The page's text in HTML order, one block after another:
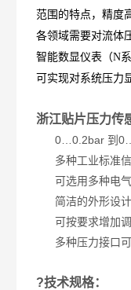
范围的特点，精度
各领域需要对流体
智能数显仪表（N
可实现对系统压力
浙江贴片压力传
0…0.2bar 到
多种工业标准信
可选用多种电气
简洁的外形设计
可按要求增加调
多种压力接口
?技术规格：